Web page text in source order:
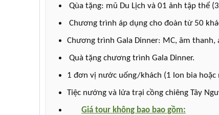
Qùa tặng: mũ Du Lịch và 01 ảnh tập thể
Chương trình áp dụng cho đoàn từ 50
Chương trình Gala Dinner: MC, âm thanh,
Quà tặng chương trình Gala Dinner.
1 đơn vị nước uống/khách (1 lon bia
Tiệc nướng và lửa trại cồng chiêng Tây
Giá tour không bao bao gồm: